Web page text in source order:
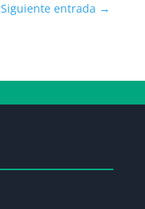
Siguiente entrada →